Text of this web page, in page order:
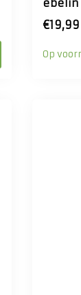
€19,99
Op